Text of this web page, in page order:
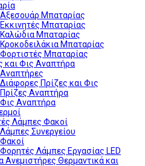
Αξεσουάρ Μπαταρίας
Εκκινητές Μπαταρίας
Καλώδια Μπαταρίας
Κροκοδειλάκια Μπαταρίας
Φορτιστές Μπαταρίας
και Φις Αναπτήρα
Αναπτήρες
Διάφορες Πρίζες και Φις
Πρίζες Αναπτήρα
Φις Αναπτήρα
Λάμπες Φακοί
Λάμπες Συνεργείου
Φακοί
Φορητές Λάμπες Εργασίας LED
Ανεμιστήρες Θερμαντικά και